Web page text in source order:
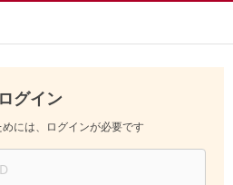
ログイン
には、ログインが必要です